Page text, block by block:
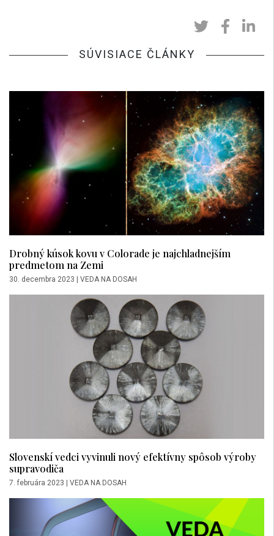
SÚVISIACE ČLÁNKY
Drobný kúsok kovu v Colorade je najchladnejším
predmetom na Zemi
30. decembra 2023 VEDA NA DOSAH
Slovenskí vedci vyvinuli nový efektívny spôsob výroby
supravodiča
7. februára 2023 VEDA NA DOSAH